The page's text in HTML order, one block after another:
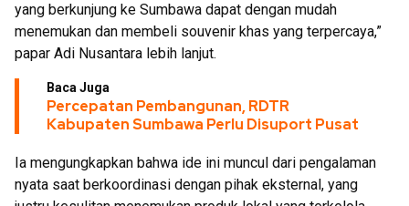
yang berkunjung ke Sumbawa dapat dengan mudah
menemukan dan membeli souvenir khas yang terpercaya,”
papar Adi Nusantara lebih lanjut.
Baca Juga
Percepatan Pembangunan, RDTR
Kabupaten Sumbawa Perlu Disuport Pusat
Ia mengungkapkan bahwa ide ini muncul dari pengalaman
nyata saat berkoordinasi dengan pihak eksternal, yang